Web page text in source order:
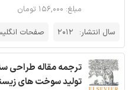
مبلغ: ۱۵۶,۰۰۰ تومان
سال انتشار: 2012 صفحات
ترجمه مقاله طراحی
تولید سوخت های